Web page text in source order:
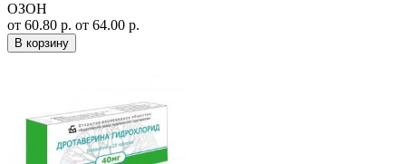
ОЗОН
от 60.80 р. от 64.00 р.
В корзину